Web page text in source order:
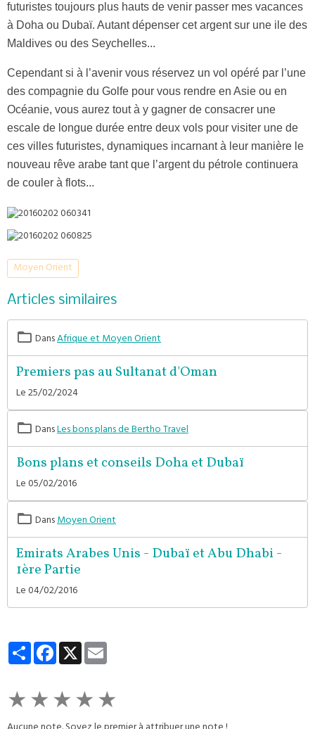
futuristes toujours plus hauts de venir passer mes vacances
à Doha ou Dubaï. Autant dépenser cet argent sur une ile des
Maldives ou des Seychelles...
Cependant si à l’avenir vous réservez un vol opéré par l’une
des compagnie du Golfe pour vous rendre en Asie ou en
Océanie, vous aurez tout à y gagner de consacrer une
escale de longue durée entre deux vols pour visiter une de
ces villes futuristes, dynamiques incarnant à leur manière le
nouveau rêve arabe tant que l’argent du pétrole continuera
de couler à flots...
Moyen Orient
Articles similaires
DansAfrique et Moyen Orient
Premiers pas au Sultanat d'Oman
Le 25/02/2024
DansLes bons plans de Bertho Travel
Bons plans et conseils Doha et Dubaï
Le 05/02/2016
DansMoyen Orient
Emirats Arabes Unis - Dubaï et Abu Dhabi -
1ère Partie
Le 04/02/2016
PartagerFacebook
X
★★★★★